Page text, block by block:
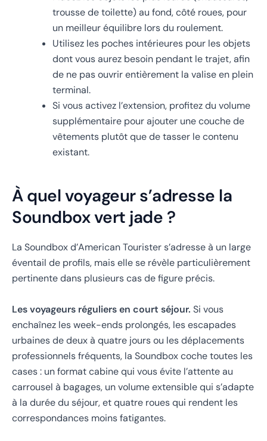
trousse de toilette) au fond, côté roues, pour
un meilleur équilibre lors du roulement.
Utilisez les poches intérieures pour les objets
dont vous aurez besoin pendant le trajet, afin
de ne pas ouvrir entièrement la valise en plein
terminal.
Si vous activez l’extension, profitez du volume
supplémentaire pour ajouter une couche de
vêtements plutôt que de tasser le contenu
existant.
À quel voyageur s’adresse la
Soundbox vert jade ?
La Soundbox d’American Tourister s’adresse à un large
éventail de profils, mais elle se révèle particulièrement
pertinente dans plusieurs cas de figure précis.
Les voyageurs réguliers en court séjour. Si vous
enchaînez les week-ends prolongés, les escapades
urbaines de deux à quatre jours ou les déplacements
professionnels fréquents, la Soundbox coche toutes les
cases : un format cabine qui vous évite l’attente au
carrousel à bagages, un volume extensible qui s’adapte
à la durée du séjour, et quatre roues qui rendent les
correspondances moins fatigantes.